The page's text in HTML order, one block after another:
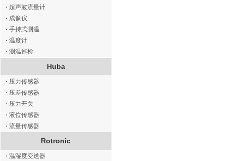
· 超声波流量计
· 成像仪
· 手持式测温
· 温度计
· 测温巡检
Huba
· 压力传感器
· 压差传感器
· 压力开关
· 液位传感器
· 流量传感器
Rotronic
· 温湿度变送器